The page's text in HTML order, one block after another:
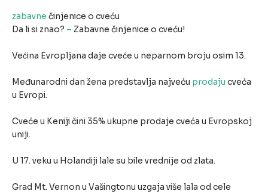
zabavne činjenice o cveću
Da li si znao? – Zabavne činjenice o cveću!
Većina Evropljana daje cveće u neparnom broju osim 13.
Međunarodni dan žena predstavlja najveću prodaju cveća
u Evropi.
Cveće u Keniji čini 35% ukupne prodaje cveća u Evropskoj
uniji.
U 17. veku u Holandiji lale su bile vrednije od zlata.
Grad Mt. Vernon u Vašingtonu uzgaja više lala od cele